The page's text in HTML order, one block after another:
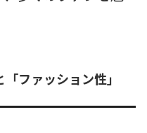
ファッション性」